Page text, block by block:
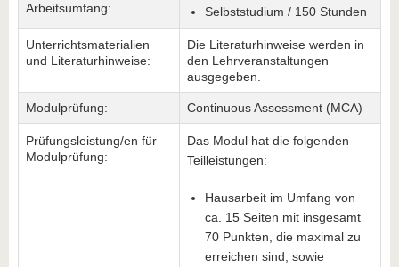
Arbeitsumfang:
Selbststudium / 150 Stunden
Unterrichtsmaterialien
und Literaturhinweise:
Die Literaturhinweise werden in
den Lehrveranstaltungen
ausgegeben.
Modulprüfung: Continuous Assessment (MCA)
Prüfungsleistung/en für
Modulprüfung:
Das Modul hat die folgenden
Teilleistungen:
Hausarbeit im Umfang von
ca. 15 Seiten mit insgesamt
70 Punkten, die maximal zu
erreichen sind, sowie